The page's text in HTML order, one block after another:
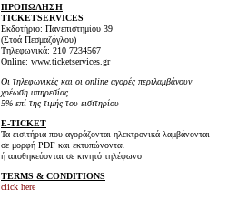
ΠΡΟΠΩΛΗΣΗ
TICKETSERVICES
Εκδοτήριο: Πανεπιστημίου 39
(Στοά Πεσμαζόγλου)
Τηλεφωνικά: 210 7234567
Online: www.ticketservices.gr
Οι τηλεφωνικές και οι online αγορές περιλαμβάνουν
χρέωση υπηρεσίας
5% επί της τιμής του εισιτηρίου
E-TICKET
Τα εισιτήρια που αγοράζονται ηλεκτρονικά λαμβάνονται
σε μορφή PDF και εκτυπώνονται
ή αποθηκεύονται σε κινητό τηλέφωνο
TERMS & CONDITIONS
click here